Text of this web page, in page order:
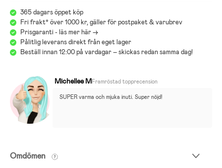
365 dagars öppet köp
Fri frakt* över 1000 kr, gäller för postpaket & varubrev
Prisgaranti - läs mer här ->
Pålitlig leverans direkt från eget lager
Beställ innan 12:00 på vardagar – skickas redan samma dag!
Michellee MFramröstad topprecension
SUPER varma och mjuka inuti. Super nöjd!
Omdömen